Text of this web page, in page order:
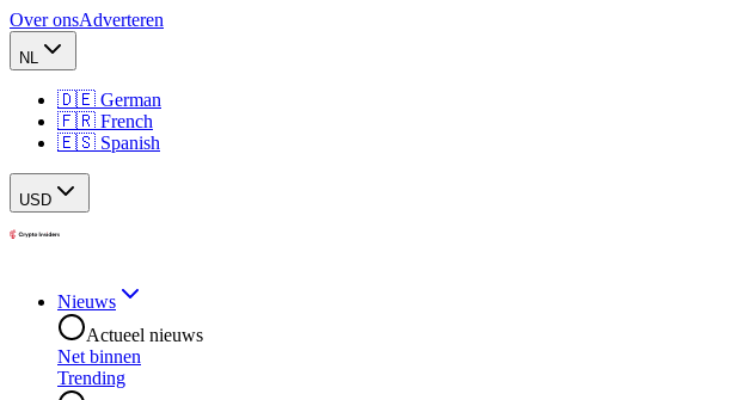
Over onsAdverteren
NL
🇩🇪 German
🇫🇷 French
🇪🇸 Spanish
USD
Nieuws
Actueel nieuws
Net binnen
Trending